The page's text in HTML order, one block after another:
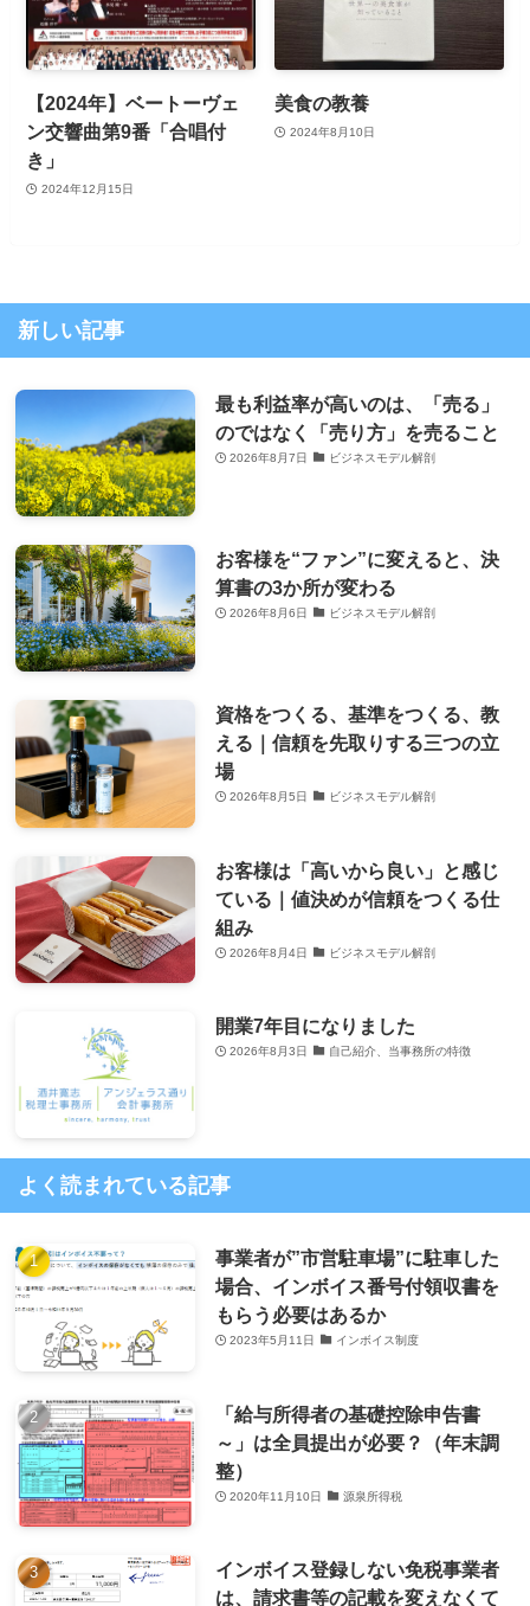
【2024年】ベートーヴェ
ン交響曲第9番「合唱付
き」
2024年12月15日
美食の教養
2024年8月10日
新しい記事
最も利益率が高いのは、「売る」
のではなく「売り方」を売ること
2026年8月7日 ビジネスモデル解剖
お客様を“ファン”に変えると、決
算書の3か所が変わる
2026年8月6日 ビジネスモデル解剖
資格をつくる、基準をつくる、教
える｜信頼を先取りする三つの立
場
2026年8月5日 ビジネスモデル解剖
お客様は「高いから良い」と感じ
ている｜値決めが信頼をつくる仕
組み
2026年8月4日 ビジネスモデル解剖
開業7年目になりました
2026年8月3日 自己紹介、当事務所の特徴
よく読まれている記事
事業者が”市営駐車場”に駐車した
場合、インボイス番号付領収書を
もらう必要はあるか
2023年5月11日 インボイス制度
「給与所得者の基礎控除申告書
～」は全員提出が必要？（年末調
整）
2020年11月10日 源泉所得税
インボイス登録しない免税事業者
は、請求書等の記載を変えなくて